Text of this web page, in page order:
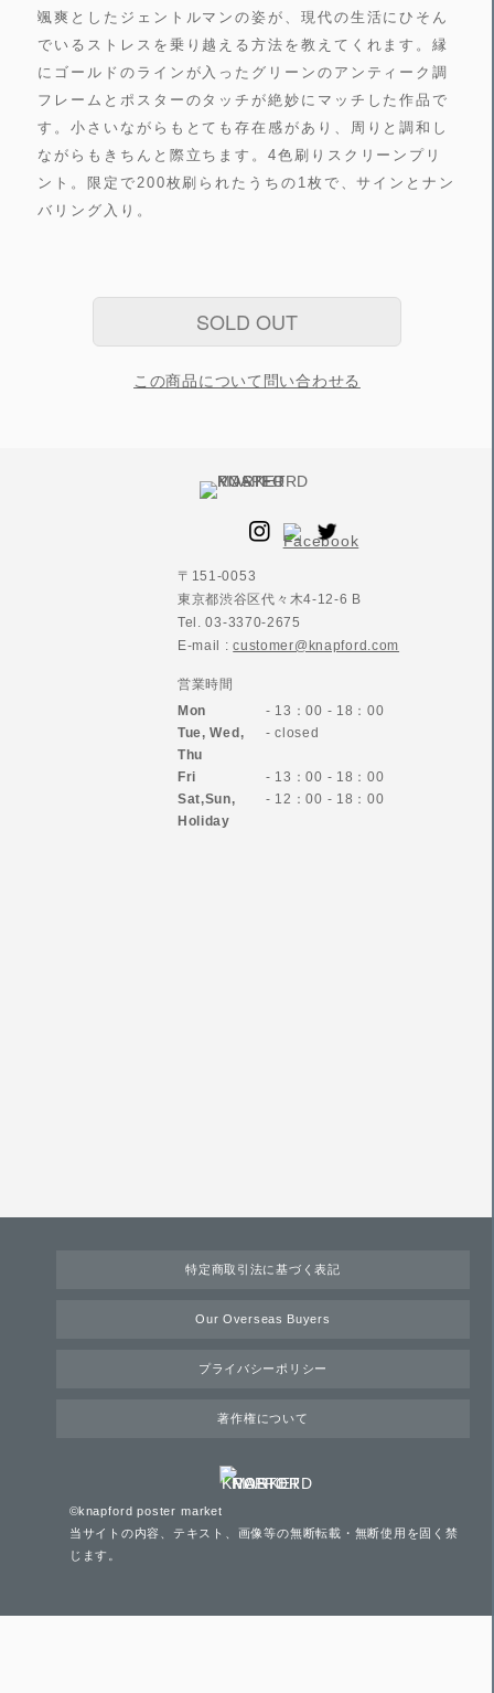
颯爽としたジェントルマンの姿が、現代の生活にひそん
でいるストレスを乗り越える方法を教えてくれます。縁
にゴールドのラインが入ったグリーンのアンティーク調
フレームとポスターのタッチが絶妙にマッチした作品で
す。小さいながらもとても存在感があり、周りと調和し
ながらもきちんと際立ちます。4色刷りスクリーンプリ
ント。限定で200枚刷られたうちの1枚で、サインとナン
バリング入り。
SOLD OUT
この商品について問い合わせる
〒151-0053
東京都渋谷区代々木4-12-6 B
Tel. 03-3370-2675
E-mail :customer@knapford.com
営業時間
Mon
- 13：00 - 18：00
Tue, Wed,
Thu
- closed
Fri
- 13：00 - 18：00
Sat,Sun,
Holiday
- 12：00 - 18：00
特定商取引法に基づく表記
Our Overseas Buyers
プライバシーポリシー
著作権について
©knapford poster market
当サイトの内容、テキスト、画像等の無断転載・無断使用を固く禁
じます。